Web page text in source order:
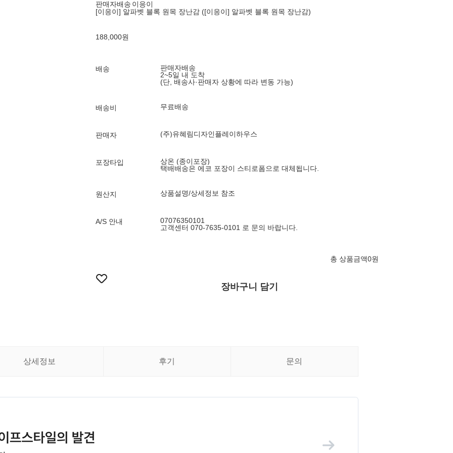
판매자배송 이응이
[이응이] 알파벳 블록 원목 장난감 ([이응이] 알파벳 블록 원목 장난감)
188,000원
배송
판매자배송
2~5일 내 도착
(단, 배송사·판매자 상황에 따라 변동 가능)
배송비 무료배송
판매자 (주)유혜림디자인플레이하우스
포장타입
상온 (종이포장)
택배배송은 에코 포장이 스티로폼으로 대체됩니다.
원산지 상품설명/상세정보 참조
A/S 안내
07076350101
고객센터 070-7635-0101 로 문의 바랍니다.
총 상품금액0원
장바구니 담기
상세정보 후기 문의